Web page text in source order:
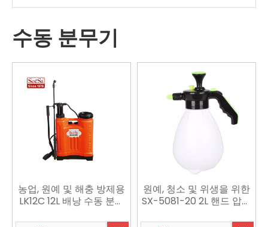
수동 분무기
농업, 원예 및 해충 방제용
LK12C 12L 배낭 수동 분무
원예, 청소 및 위생을 위한
SX-5081-20 2L 핸드 압력